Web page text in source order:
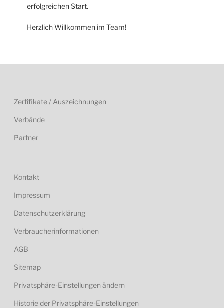
erfolgreichen Start.
Herzlich Willkommen im Team!
Zertifikate / Auszeichnungen
Verbände
Partner
Kontakt
Impressum
Datenschutzerklärung
Verbraucherinformationen
AGB
Sitemap
Privatsphäre-Einstellungen ändern
Historie der Privatsphäre-Einstellungen